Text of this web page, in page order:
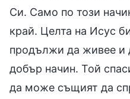
Си. Само по този
край. Целта на Исус
продължи да живее и
добър начин. Той
да може същият да